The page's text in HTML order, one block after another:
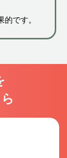
です。